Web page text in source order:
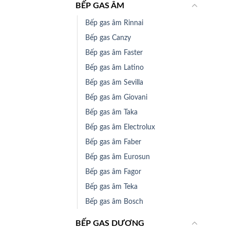
BẾP GAS ÂM
Bếp gas âm Rinnai
Bếp gas Canzy
Bếp gas âm Faster
Bếp gas âm Latino
Bếp gas âm Sevilla
Bếp gas âm Giovani
Bếp gas âm Taka
Bếp gas âm Electrolux
Bếp gas âm Faber
Bếp gas âm Eurosun
Bếp gas âm Fagor
Bếp gas âm Teka
Bếp gas âm Bosch
BẾP GAS DƯƠNG